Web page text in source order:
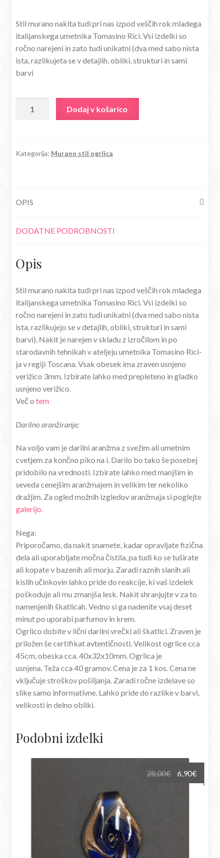
je
bila:
28,00€.
je:
6,72€.
Stil murano nakita tudi pri nas izpod veščih rok mladega
italijanskega umetnika Tomasino Rici. Vsi izdelki so
ročno narejeni in zato tudi unikatni (dva med sabo nista
ista, razlikujeta se v detajlih, obliki, strukturi in sami
barvi
Srček-
Dodaj v košarico
Kategorija: Murano stil ogrlica
OPIS
DODATNE PODROBNOSTI
Opis
Stil murano nakita tudi pri nas izpod veščih rok mladega
italijanskega umetnika Tomasino Rici. Vsi izdelki so
ročno narejeni in zato tudi unikatni (dva med sabo nista
ista, razlikujejo se v detajlih, obliki, strukturi in sami
barvi). Nakit je narejen v skladu z izročilom in po
starodavnih tehnikah v ateljeju umetnika Tomasino Rici-
ja v regiji Toscana. Vsak obesek ima zraven usnjeno
verižico 3mm. Izbirate lahko med prepleteno in gladko
usnjeno verižico.
Več o tem
Darilno aranžiranje:
Na voljo vam je darilni aranžma z svežim ali umetnim
cvetjem za končno piko na i. Darilo bo tako še posebej
pridobilo na vrednosti. Izbirate lahko med manjšim in
seveda cenejšim aranžmajem in velikim ter nekoliko
dražjim. Za ogled možnih izgledov aranžmaja si poglejte
galerijo.
Nega:
Priporočamo, da nakit snamete, kadar opravljate fizična
dela ali uporabljate močna čistila, pa tudi ko se tuširate
ali kopate v bazenih ali morju. Zaradi raznih slanih ali
kislih učinkovin lahko pride do reakcije, ki vaš izdelek
poškoduje ali mu zmanjša lesk. Nakit shranjujte v za to
namenjenih škatlicah. Vedno si ga nadenite vsaj deset
minut po uporabi parfumov in krem.
Ogrlico dobite v lični darilni vrečki ali škatlici. Zraven je
priložen še certifikat avtentičnosti. Velikost ogrlice cca
45cm, obeska cca. 40x32x10mm. Ogrlica je
usnjena. Teža cca 40 gramov. Cena je za 1 kos. Cena ne
vključuje stroškov pošiljanja. Zaradi ročne izdelave so
slike samo informativne. Lahko pride do razlike v barvi,
velikosti in delno obliki.
Podobni izdelki
28,00€
Izvirna
cena
6,90€
cena